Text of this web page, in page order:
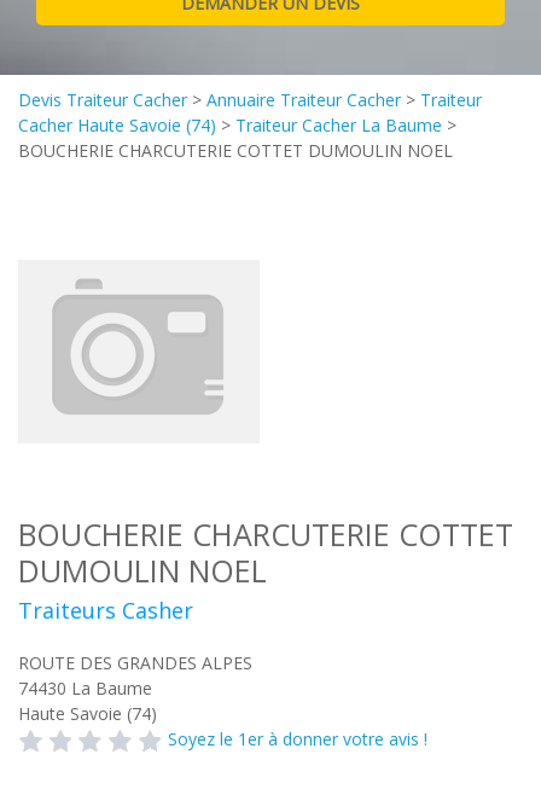
Devis Traiteur Cacher > Annuaire Traiteur Cacher > Traiteur
Cacher Haute Savoie (74) > Traiteur Cacher La Baume >
BOUCHERIE CHARCUTERIE COTTET DUMOULIN NOEL
BOUCHERIE CHARCUTERIE COTTET
DUMOULIN NOEL
Traiteurs Casher
ROUTE DES GRANDES ALPES
74430 La Baume
Haute Savoie (74)
Soyez le 1er à donner votre avis !